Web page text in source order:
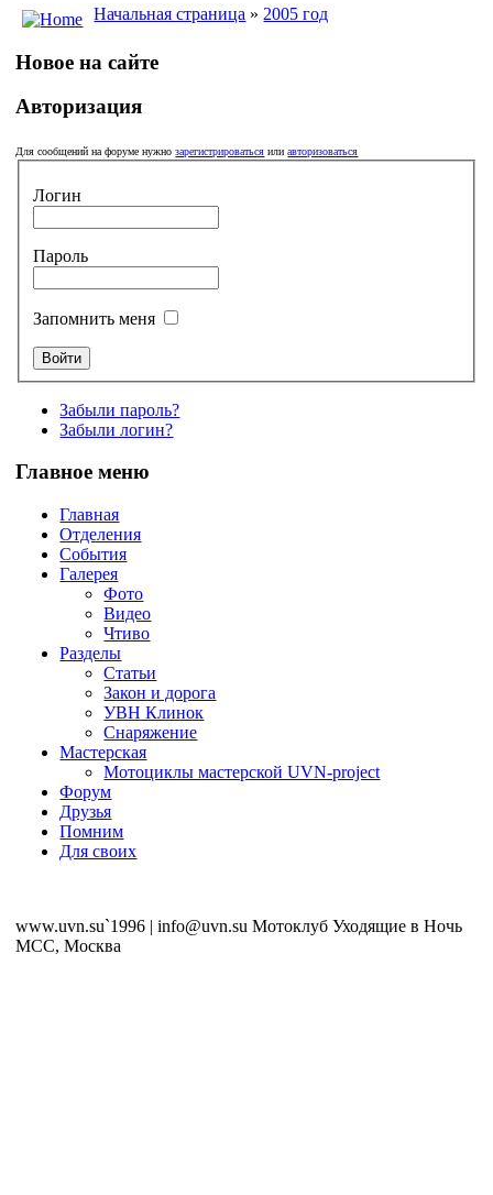
Начальная страница » 2005 год
Новое на сайте
Авторизация
Для сообщений на форуме нужнозарегистрироваться илиавторизоваться
Логин
Пароль
Запомнить меня
Забыли пароль?
Забыли логин?
Главное меню
Главная
Отделения
События
Галерея
Фото
Видео
Чтиво
Разделы
Статьи
Закон и дорога
УВН Клинок
Снаряжение
Мастерская
Мотоциклы мастерской UVN-project
Форум
Друзья
Помним
Для своих
www.uvn.su`1996 | info@uvn.su Мотоклуб Уходящие в Ночь
MCC, Москва